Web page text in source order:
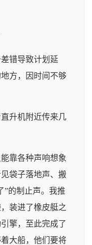
错导致计划延
方，因时间不够
升机附近传来几
靠各种声响想象
袋子落地声、搬
”的制止声。我推
装进了橡皮艇之
擎，至此完成了
大船，他们要将